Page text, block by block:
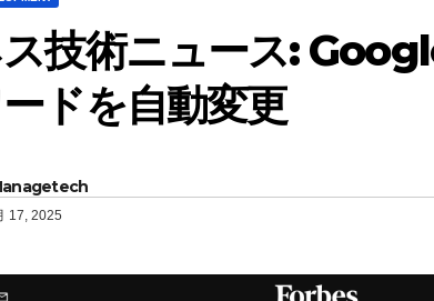
技術ニュース:
ドを自動変更
17, 2025